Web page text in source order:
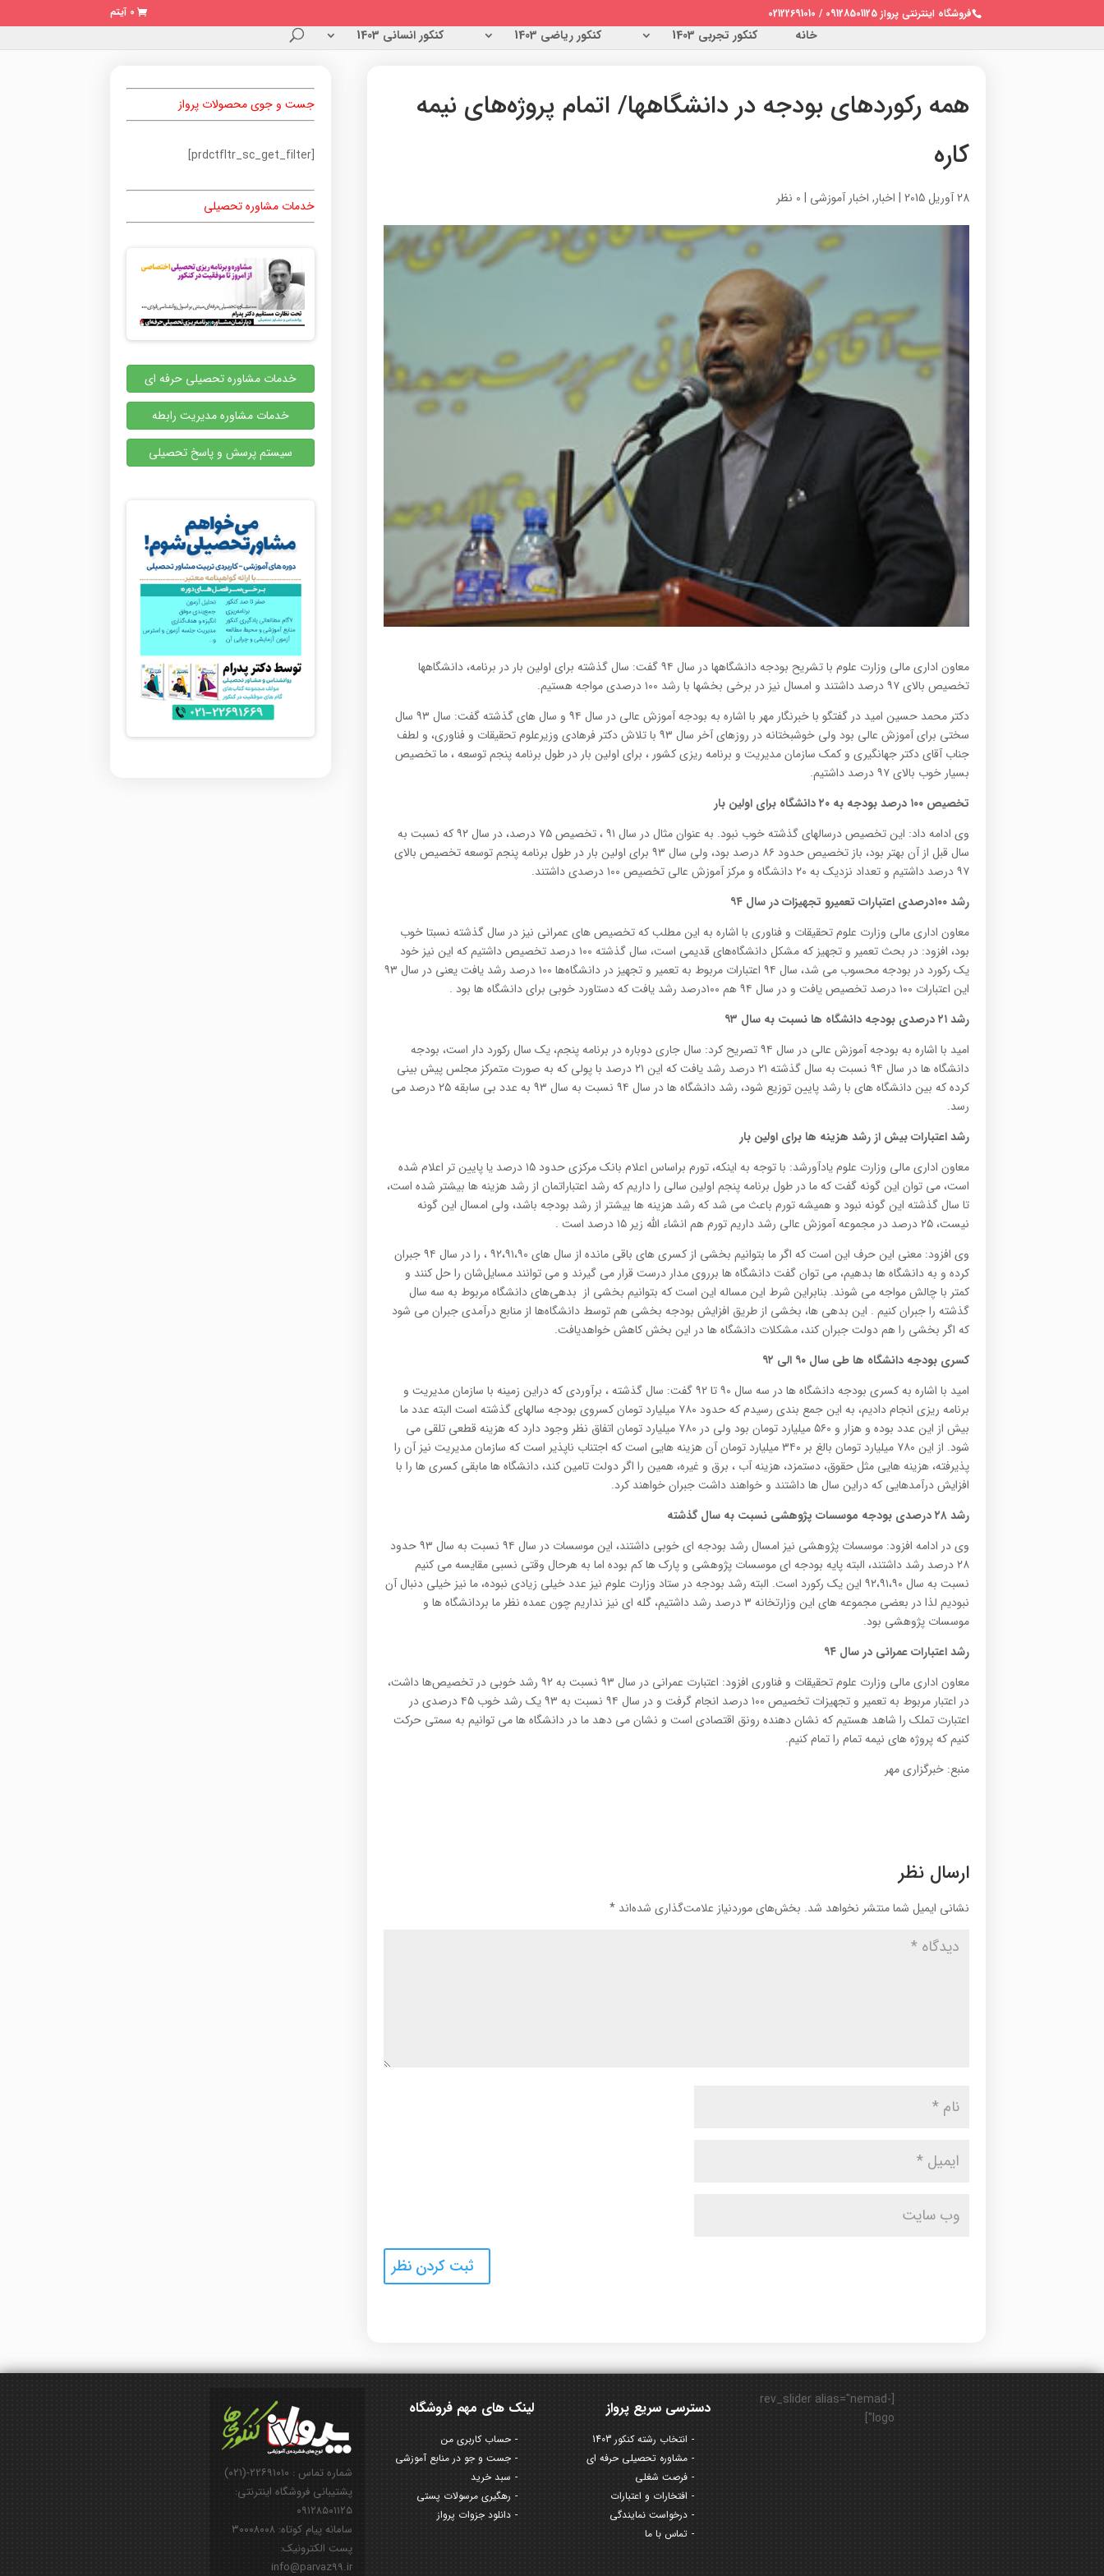
فروشگاه اینترنتی پرواز 09128501125 / 02122691010 0 آیتم
خانه کنکور تجربی 1403 کنکور ریاضی 1403 کنکور انسانی 1403
همه رکوردهای بودجه در دانشگاهها/ اتمام پروژه‌های نیمه
کاره
28 آوریل 2015 | اخبار, اخبار آموزشی | 0 نظر
معاون اداری مالی وزارت علوم با تشریح بودجه دانشگاهها در سال ۹۴ گفت: سال گذشته برای اولین بار در برنامه، دانشگاهها
تخصیص بالای ۹۷ درصد داشتند و امسال نیز در برخی بخشها با رشد ۱۰۰ درصدی مواجه هستیم.
دکتر محمد حسین امید در گفتگو با خبرنگار مهر با اشاره به بودجه آموزش عالی در سال ۹۴ و سال های گذشته گفت: سال ۹۳ سال
سختی برای آموزش عالی بود ولی خوشبختانه در روزهای آخر سال ۹۳ با تلاش دکتر فرهادی وزیرعلوم تحقیقات و فناوری، و لطف
جناب آقای دکتر جهانگیری و کمک سازمان مدیریت و برنامه ریزی کشور ، برای اولین بار در طول برنامه پنجم توسعه ، ما تخصیص
بسیار خوب بالای ۹۷ درصد داشتیم.
تخصیص ۱۰۰ درصد بودجه به ۲۰ دانشگاه برای اولین بار
وی ادامه داد: این تخصیص درسالهای گذشته خوب نبود. به عنوان مثال در سال ۹۱ ، تخصیص ۷۵ درصد، در سال ۹۲ که نسبت به
سال قبل از آن بهتر بود، باز تخصیص حدود ۸۶ درصد بود، ولی سال ۹۳ برای اولین بار در طول برنامه پنجم توسعه تخصیص بالای
۹۷ درصد داشتیم و تعداد نزدیک به ۲۰ دانشگاه و مرکز آموزش عالی تخصیص ۱۰۰ درصدی داشتند.
رشد ۱۰۰درصدی اعتبارات تعمیرو تجهیزات در سال ۹۴
معاون اداری مالی وزارت علوم تحقیقات و فناوری با اشاره به این مطلب که تخصیص های عمرانی نیز در سال گذشته نسبتا خوب
بود، افزود: در بحث تعمیر و تجهیز که مشکل دانشگاه‌های قدیمی است، سال گذشته ۱۰۰ درصد تخصیص داشتیم که این نیز خود
یک رکورد در بودجه محسوب می شد، سال ۹۴ اعتبارات مربوط به تعمیر و تجهیز در دانشگاه‌ها ۱۰۰ درصد رشد یافت یعنی در سال ۹۳
این اعتبارات ۱۰۰ درصد تخصیص یافت و در سال ۹۴ هم ۱۰۰درصد رشد یافت که دستاورد خوبی برای دانشگاه ها بود .
رشد ۲۱ درصدی بودجه دانشگاه ها نسبت به سال ۹۳
امید با اشاره به بودجه آموزش عالی در سال ۹۴ تصریح کرد: سال جاری دوباره در برنامه پنجم، یک سال رکورد دار است، بودجه
دانشگاه ها در سال ۹۴ نسبت به سال گذشته ۲۱ درصد رشد یافت که این ۲۱ درصد با پولی که به صورت متمرکز مجلس پیش بینی
کرده که بین دانشگاه های با رشد پایین توزیع شود، رشد دانشگاه ها در سال ۹۴ نسبت به سال ۹۳ به عدد بی سابقه ۲۵ درصد می
رسد.
رشد اعتبارات بیش از رشد هزینه ها برای اولین بار
معاون اداری مالی وزارت علوم یادآورشد: با توجه به اینکه، تورم براساس اعلام بانک مرکزی حدود ۱۵ درصد یا پایین تر اعلام شده
است، می توان این گونه گفت که ما در طول برنامه پنجم اولین سالی را داریم که رشد اعتباراتمان از رشد هزینه ها بیشتر شده است،
تا سال گذشته این گونه نبود و همیشه تورم باعث می شد که رشد هزینه ها بیشتر از رشد بودجه باشد، ولی امسال این گونه
نیست، ۲۵ درصد در مجموعه آموزش عالی رشد داریم تورم هم انشاء الله زیر ۱۵ درصد است .
وی افزود: معنی این حرف این است که اگر ما بتوانیم بخشی از کسری های باقی مانده از سال های ۹۲،۹۱،۹۰ ، را در سال ۹۴ جبران
کرده و به دانشگاه ها بدهیم، می توان گفت دانشگاه ها برروی مدار درست قرار می گیرند و می توانند مسایل‌شان را حل کنند و
کمتر با چالش مواجه می شوند. بنابراین شرط این مساله این است که بتوانیم بخشی از بدهی‌های دانشگاه مربوط به سه سال
گذشته را جبران کنیم . این بدهی ها، بخشی از طریق افزایش بودجه بخشی هم توسط دانشگاه‌ها از منابع درآمدی جبران می شود
که اگر بخشی را هم دولت جبران کند، مشکلات دانشگاه ها در این بخش کاهش خواهدیافت.
کسری بودجه دانشگاه ها طی سال ۹۰ الی ۹۲
امید با اشاره به کسری بودجه دانشگاه ها در سه سال ۹۰ تا ۹۲ گفت: سال گذشته ، برآوردی که دراین زمینه با سازمان مدیریت و
برنامه ریزی انجام دادیم، به این جمع بندی رسیدم که حدود ۷۸۰ میلیارد تومان کسروی بودجه سالهای گذشته است البته عدد ما
بیش از این عدد بوده و هزار و ۵۶۰ میلیارد تومان بود ولی در ۷۸۰ میلیارد تومان اتفاق نظر وجود دارد که هزینه قطعی تلقی می
شود. از این ۷۸۰ میلیارد تومان بالغ بر ۳۴۰ میلیارد تومان آن هزینه هایی است که اجتناب ناپذیر است که سازمان مدیریت نیز آن را
پذیرفته، هزینه هایی مثل حقوق، دستمزد، هزینه آب ، برق و غیره، همین را اگر دولت تامین کند، دانشگاه ها مابقی کسری ها را با
افزایش درآمدهایی که دراین سال ها داشتند و خواهند داشت جبران خواهند کرد.
رشد ۲۸ درصدی بودجه موسسات پژوهشی
نسبت به سال گذشته
وی در ادامه افزود: موسسات پژوهشی نیز امسال رشد بودجه ای خوبی داشتند، این موسسات در سال ۹۴ نسبت به سال ۹۳ حدود
۲۸ درصد رشد داشتند، البته پایه بودجه ای موسسات پژوهشی و پارک ها کم بوده اما به هرحال وقتی نسبی مقایسه می کنیم
نسبت به سال ۹۲،۹۱،۹۰ این یک رکورد است. البته رشد بودجه در ستاد وزارت علوم نیز عدد خیلی زیادی نبوده، ما نیز خیلی دنبال آن
نبودیم لذا در بعضی مجموعه های این وزارتخانه ۳ درصد رشد داشتیم، گله ای نیز نداریم چون عمده نظر ما بردانشگاه ها و
موسسات پژوهشی بود.
رشد اعتبارات عمرانی در سال ۹۴
معاون اداری مالی وزارت علوم تحقیقات و فناوری افزود: اعتبارت عمرانی در سال ۹۳ نسبت به ۹۲ رشد خوبی در تخصیص‌ها داشت،
در اعتبار مربوط به تعمیر و تجهیزات تخصیص ۱۰۰ درصد انجام گرفت و در سال ۹۴ نسبت به ۹۳ یک رشد خوب ۴۵ درصدی در
اعتبارت تملک را شاهد هستیم که نشان دهنده رونق اقتصادی است و نشان می دهد ما در دانشگاه ها می توانیم به سمتی حرکت
کنیم که پروژه های نیمه تمام را تمام کنیم.
منبع: خبرگزاری مهر
ارسال نظر
نشانی ایمیل شما منتشر نخواهد شد. بخش‌های موردنیاز علامت‌گذاری شده‌اند*
جست و جوی محصولات پرواز
[prdctfltr_sc_get_filter]
خدمات مشاوره تحصیلی
خدمات مشاوره تحصیلی حرفه ای
خدمات مشاوره مدیریت رابطه
سیستم پرسش و پاسخ تحصیلی
شماره تماس : ۲۲۶۹۱۰۱۰-(۰۲۱)
پشتیبانی فروشگاه اینترنتی:
۰۹۱۲۸۵۰۱۱۲۵
سامانه پیام کوتاه: ۳۰۰۰۸۰۰۸
پست الکترونیک:
info@parvaz99.ir
لینک های مهم فروشگاه
حساب کاربری من
جست و جو در منابع آموزشی
سبد خرید
رهگیری مرسولات پستی
دانلود جزوات پرواز
دسترسی سریع پرواز
انتخاب رشته کنکور 1403
مشاوره تحصیلی حرفه ای
فرصت شغلی
افتخارات و اعتبارات
درخواست نمایندگی
تماس با ما
[rev_slider alias="nemad-
logo"]